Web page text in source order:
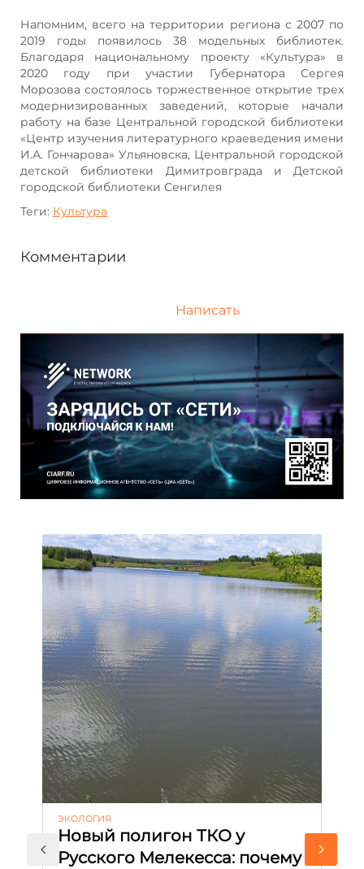
Напомним, всего на территории региона с 2007 по
2019 годы появилось 38 модельных библиотек.
Благодаря национальному проекту «Культура» в
2020 году при участии Губернатора Сергея
Морозова состоялось торжественное открытие трех
модернизированных заведений, которые начали
работу на базе Центральной городской библиотеки
«Центр изучения литературного краеведения имени
И.А. Гончарова» Ульяновска, Центральной городской
детской библиотеки Димитровграда и Детской
городской библиотеки Сенгилея
Теги: Культура
Комментарии
Написать
ЭКОЛОГИЯ
Новый полигон ТКО у
Русского Мелекесса: почему